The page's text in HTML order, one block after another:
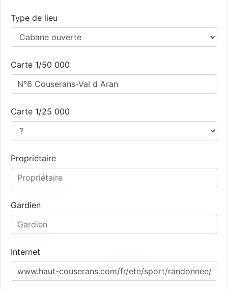
Type de lieu
Carte 1/50 000
Carte 1/25 000
Propriétaire
Gardien
Internet